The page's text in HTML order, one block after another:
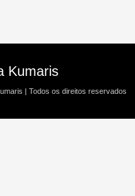
Kumaris
| Todos os direitos reservados